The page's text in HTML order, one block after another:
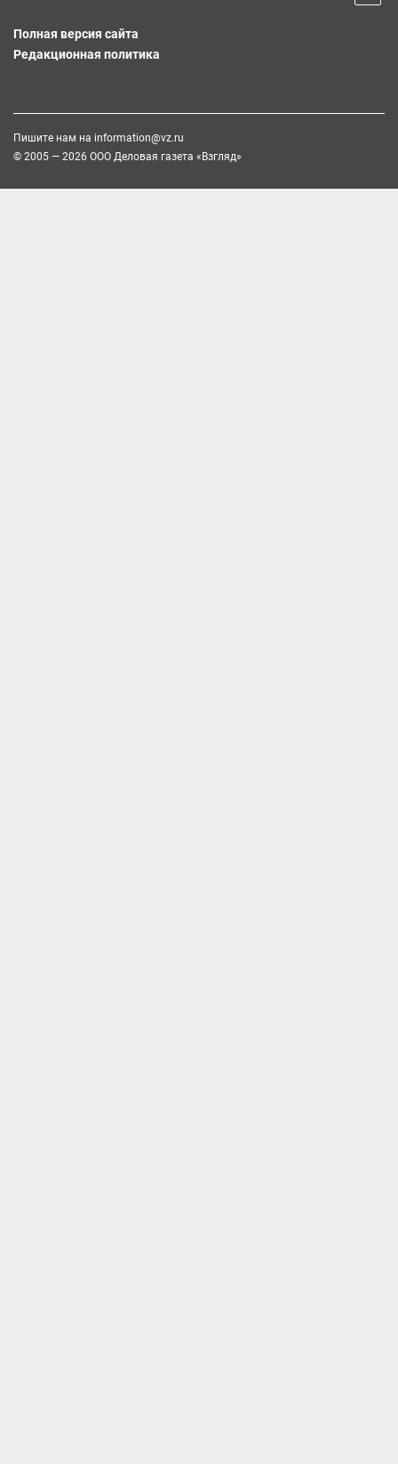
Полная версия сайта
Редакционная политика
Пишите нам на information@vz.ru
© 2005 — 2026 ООО Деловая газета «Взгляд»